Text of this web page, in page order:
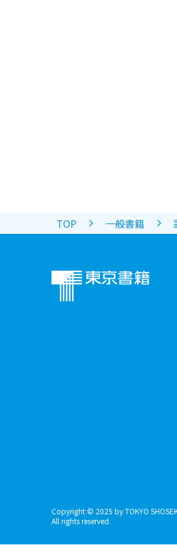
TOP 一般書籍
Copyright © 2025 by TOKYO
All rights reserved.